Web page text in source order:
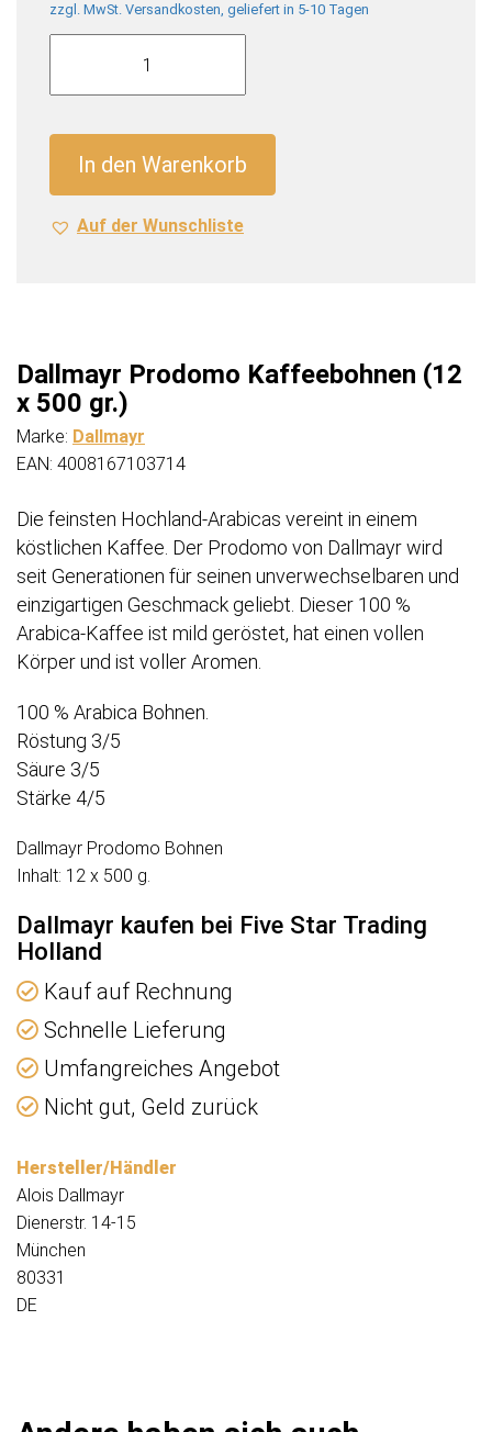
zzgl. MwSt. Versandkosten, geliefert in 5-10 Tagen
Dallmayr
Kaffeebohnen
gr.)
Menge
In den Warenkorb
Auf der Wunschliste
Dallmayr Prodomo Kaffeebohnen (12
x 500 gr.)
Marke: Dallmayr
EAN: 4008167103714
Die feinsten Hochland-Arabicas vereint in einem
köstlichen Kaffee. Der Prodomo von Dallmayr wird
seit Generationen für seinen unverwechselbaren und
einzigartigen Geschmack geliebt. Dieser 100 %
Arabica-Kaffee ist mild geröstet, hat einen vollen
Körper und ist voller Aromen.
100 % Arabica Bohnen.
Röstung 3/5
Säure 3/5
Stärke 4/5
Dallmayr Prodomo Bohnen
Inhalt: 12 x 500 g.
Dallmayr kaufen bei Five Star Trading
Holland
Kauf auf Rechnung
Schnelle Lieferung
Umfangreiches Angebot
Nicht gut, Geld zurück
Hersteller/Händler
Alois Dallmayr
Dienerstr. 14-15
München
80331
DE